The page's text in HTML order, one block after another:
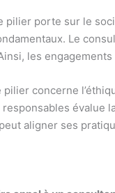
pilier porte sur le
Le
les
pilier concerne
évalue
aligner ses